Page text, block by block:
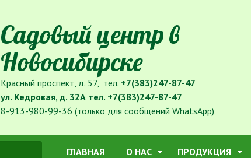
Садовый центр в
Новосибирске
Красный проспект, д. 57, тел. +7(383)247-87-47
ул. Кедровая, д. 32А тел. +7(383)247-87-47
8-913-980-99-36 (только для сообщений WhatsApp)
ГЛАВНАЯ О НАС ПРОДУКЦИЯ